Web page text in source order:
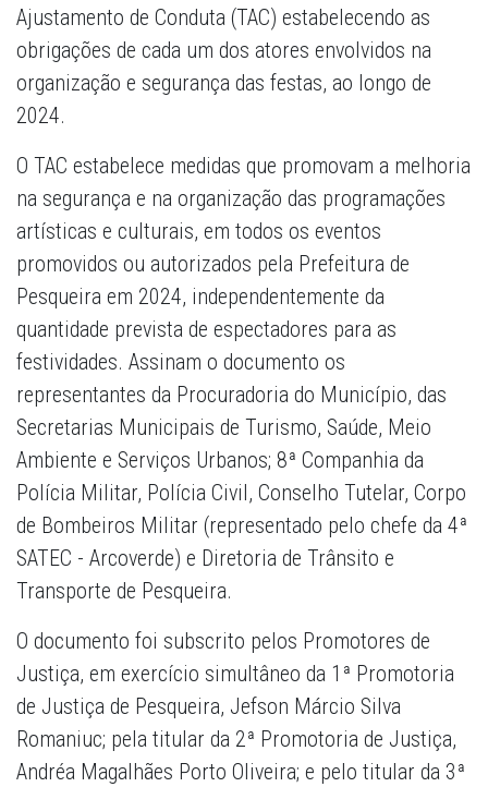
Ajustamento de Conduta (TAC) estabelecendo as
obrigações de cada um dos atores envolvidos na
organização e segurança das festas, ao longo de
2024.
O TAC estabelece medidas que promovam a melhoria
na segurança e na organização das programações
artísticas e culturais, em todos os eventos
promovidos ou autorizados pela Prefeitura de
Pesqueira em 2024, independentemente da
quantidade prevista de espectadores para as
festividades. Assinam o documento os
representantes da Procuradoria do Município, das
Secretarias Municipais de Turismo, Saúde, Meio
Ambiente e Serviços Urbanos; 8ª Companhia da
Polícia Militar, Polícia Civil, Conselho Tutelar, Corpo
de Bombeiros Militar (representado pelo chefe da 4ª
SATEC - Arcoverde) e Diretoria de Trânsito e
Transporte de Pesqueira.
O documento foi subscrito pelos Promotores de
Justiça, em exercício simultâneo da 1ª Promotoria
de Justiça de Pesqueira, Jefson Márcio Silva
Romaniuc; pela titular da 2ª Promotoria de Justiça,
Andréa Magalhães Porto Oliveira; e pelo titular da 3ª